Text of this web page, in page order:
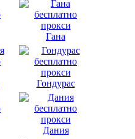
Гана
Гондурас
Дания